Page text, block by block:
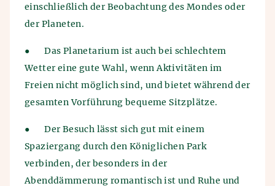
einschließlich der Beobachtung des Mondes oder
der Planeten.
●
Das Planetarium ist auch bei schlechtem
Wetter eine gute Wahl, wenn Aktivitäten im
Freien nicht möglich sind, und bietet während der
gesamten Vorführung bequeme Sitzplätze.
●
Der Besuch lässt sich gut mit einem
Spaziergang durch den Königlichen Park
verbinden, der besonders in der
Abenddämmerung romantisch ist und Ruhe und